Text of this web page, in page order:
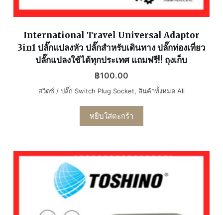
International Travel Universal Adaptor
3in1 ปลั๊กแปลงหัว ปลั๊กสำหรับเดินทาง ปลั๊กท่องเที่ยว
ปลั๊กแปลงใช้ได้ทุกประเทศ แถมฟรี!! ถุงเก็บ
฿100.00
สวิตช์ / ปลั๊ก Switch Plug Socket, สินค้าทั้งหมด All
หยิบใส่ตะกร้า